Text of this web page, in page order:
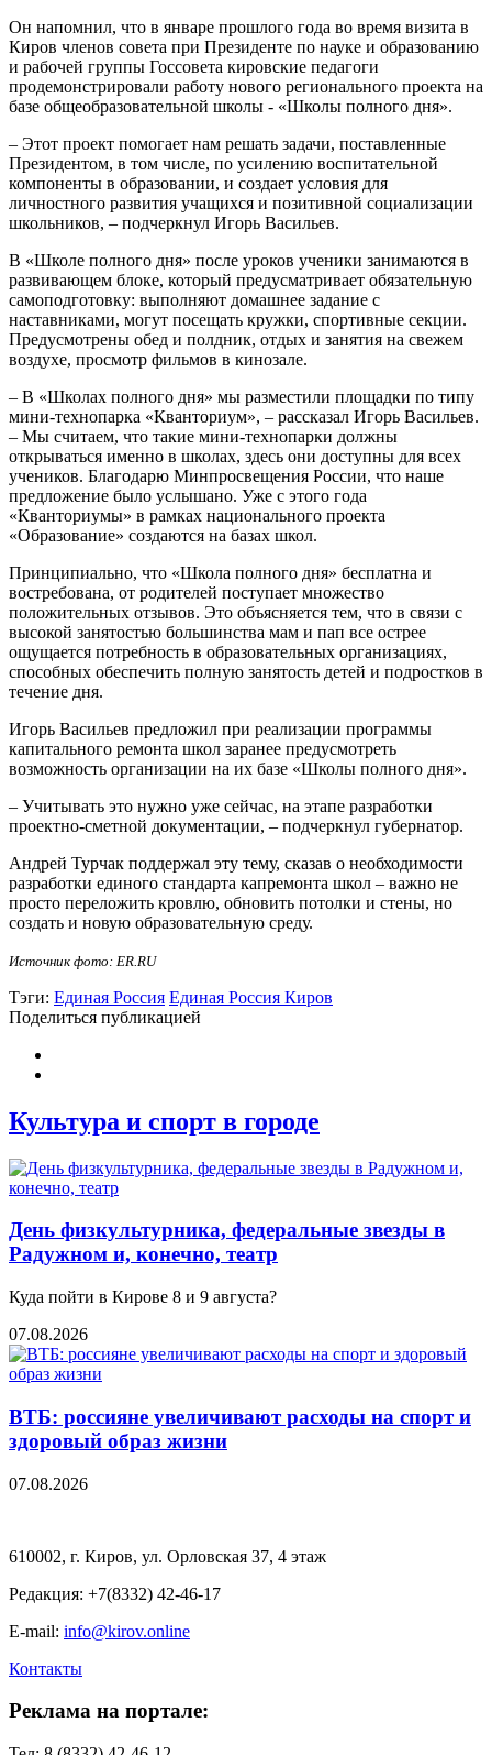
Он напомнил, что в январе прошлого года во время визита в
Киров членов совета при Президенте по науке и образованию
и рабочей группы Госсовета кировские педагоги
продемонстрировали работу нового регионального проекта на
базе общеобразовательной школы - «Школы полного дня».
– Этот проект помогает нам решать задачи, поставленные
Президентом, в том числе, по усилению воспитательной
компоненты в образовании, и создает условия для
личностного развития учащихся и позитивной социализации
школьников, – подчеркнул Игорь Васильев.
В «Школе полного дня» после уроков ученики занимаются в
развивающем блоке, который предусматривает обязательную
самоподготовку: выполняют домашнее задание с
наставниками, могут посещать кружки, спортивные секции.
Предусмотрены обед и полдник, отдых и занятия на свежем
воздухе, просмотр фильмов в кинозале.
– В «Школах полного дня» мы разместили площадки по типу
мини-технопарка «Кванториум», – рассказал Игорь Васильев.
– Мы считаем, что такие мини-технопарки должны
открываться именно в школах, здесь они доступны для всех
учеников. Благодарю Минпросвещения России, что наше
предложение было услышано. Уже с этого года
«Кванториумы» в рамках национального проекта
«Образование» создаются на базах школ.
Принципиально, что «Школа полного дня» бесплатна и
востребована, от родителей поступает множество
положительных отзывов. Это объясняется тем, что в связи с
высокой занятостью большинства мам и пап все острее
ощущается потребность в образовательных организациях,
способных обеспечить полную занятость детей и подростков в
течение дня.
Игорь Васильев предложил при реализации программы
капитального ремонта школ заранее предусмотреть
возможность организации на их базе «Школы полного дня».
– Учитывать это нужно уже сейчас, на этапе разработки
проектно-сметной документации, – подчеркнул губернатор.
Андрей Турчак поддержал эту тему, сказав о необходимости
разработки единого стандарта капремонта школ – важно не
просто переложить кровлю, обновить потолки и стены, но
создать и новую образовательную среду.
Источник фото: ER.RU
Тэги: Единая Россия Единая Россия Киров
Поделиться публикацией
Культура и спорт в городе
День физкультурника, федеральные звезды в
Радужном и, конечно, театр
Куда пойти в Кирове 8 и 9 августа?
07.08.2026
ВТБ: россияне увеличивают расходы на спорт и
здоровый образ жизни
07.08.2026
610002, г. Киров, ул. Орловская 37, 4 этаж
Редакция: +7(8332) 42-46-17
E-mail: info@kirov.online
Контакты
Реклама на портале: